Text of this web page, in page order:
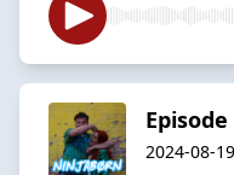
2024-08-19